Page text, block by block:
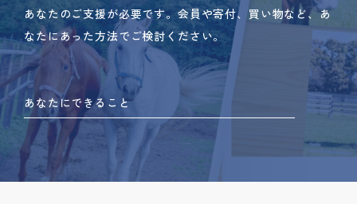
あなたのご支援が必要です。 会員や寄付、買い物など、あ
なたにあった方法でご検討ください。
あなたにできること